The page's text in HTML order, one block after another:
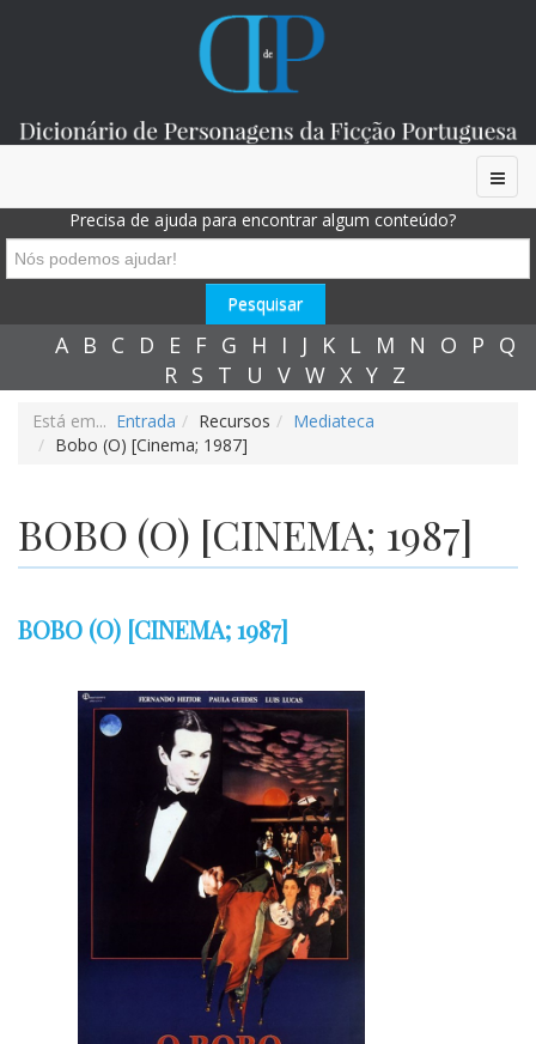
Precisa de ajuda para encontrar algum conteúdo?
A B C D E F G H I J K L M N O P Q
R S T U V W X Y Z
Está em... Entrada Recursos
Mediateca
Bobo (O) [Cinema; 1987]
BOBO (O) [CINEMA; 1987]
BOBO (O) [CINEMA; 1987]